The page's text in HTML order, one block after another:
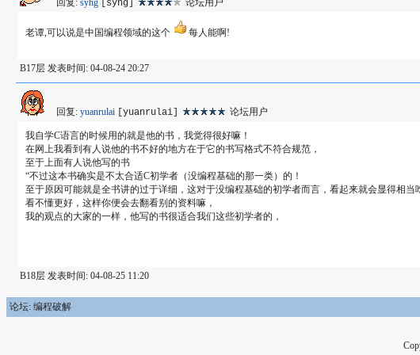
回复: syhg [syhg] 论坛用户
老谭,可以说是中国编程领域的这个 每人能啊!
B17层 发表时间: 04-08-24 20:27
回复: yuanrulai [yuanrulai] 论坛用户
我自学C语言的时候用的就是他的书，我觉得很好嘛！
在网上我看到有人说他的书不好的地方在于它的书写格式不符合规范，
至于上面有人说他写的书
“不过这本书确实是不太合适C初学者（没编程基础的那一类）的！
至于原因可能就是全书讲的过于详细，这对于没编程基础的初学者而言，看起来就会显得相当
看不懂更好，这样你便会去翻看别的资料嘛，
我的观点的大家的一样，他写的书很适合我们这些初学者的，
B18层 发表时间: 04-08-25 11:20
论坛: 编程破解